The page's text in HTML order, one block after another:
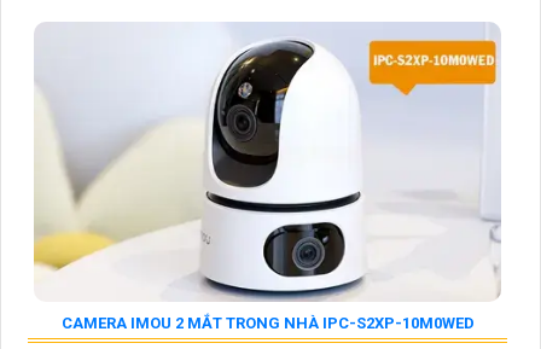
CAMERA IMOU 2 MẮT TRONG NHÀ IPC-S2XP-10M0WED